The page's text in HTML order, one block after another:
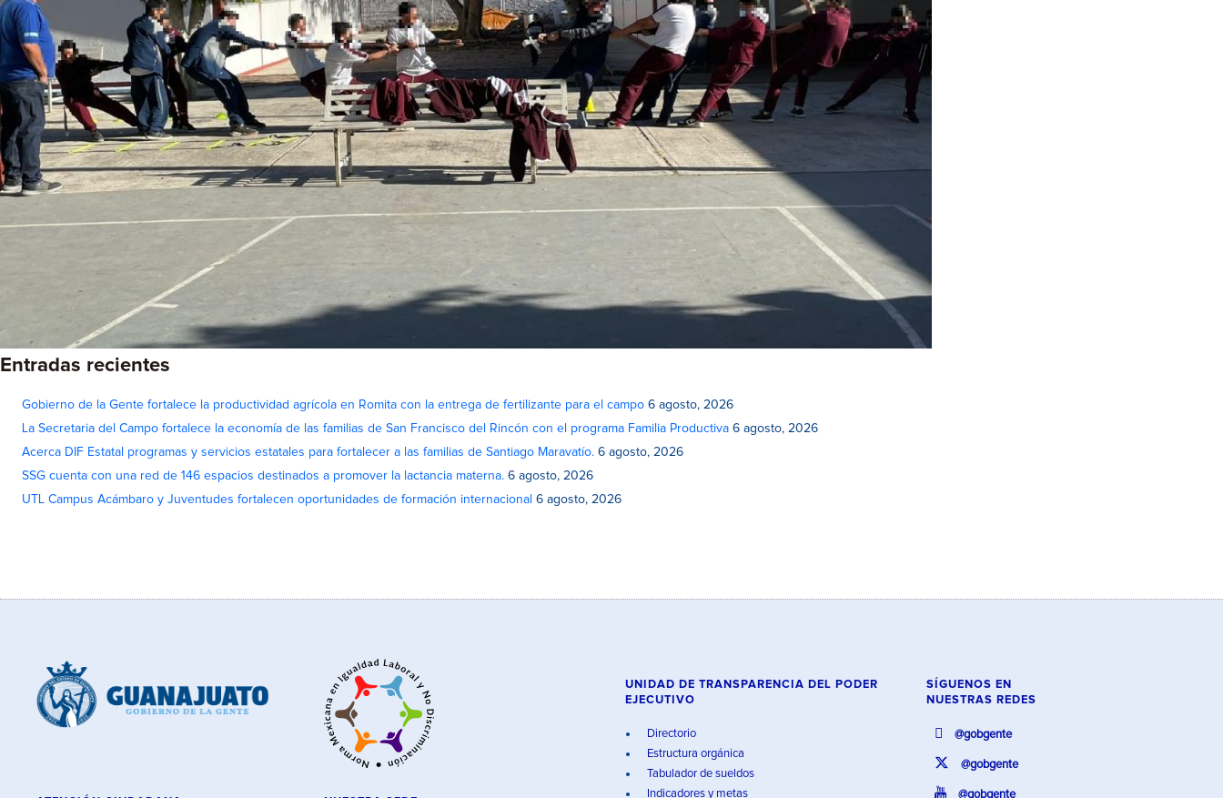
Entradas recientes
Gobierno de la Gente fortalece la productividad agrícola en Romita con la entrega de fertilizante para el campo 6 agosto, 2026
La Secretaria del Campo fortalece la economía de las familias de San Francisco del Rincón con el programa Familia Productiva 6 agosto, 2026
Acerca DIF Estatal programas y servicios estatales para fortalecer a las familias de Santiago Maravatío. 6 agosto, 2026
SSG cuenta con una red de 146 espacios destinados a promover la lactancia materna. 6 agosto, 2026
UTL Campus Acámbaro y Juventudes fortalecen oportunidades de formación internacional 6 agosto, 2026
UNIDAD DE TRANSPARENCIA DEL PODER
EJECUTIVO
Directorio
Estructura orgánica
Tabulador de sueldos
Indicadores y metas
SÍGUENOS EN
NUESTRAS REDES
@gobgente
@gobgente
@gobgente